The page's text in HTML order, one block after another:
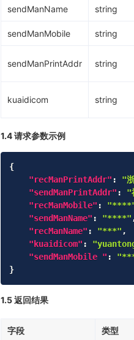
sendManName string
sendManMobile string
sendManPrintAddr string
kuaidicom string
1.4 请求参数示例
{
"recManPrintAddr" : "
"sendManPrintAddr" : "
"recManMobile" :
"sendManName" : "****"
"recManName" : "***" ,
"kuaidicom" :
"sendManMobile " :
}
1.5 返回结果
字段 类型